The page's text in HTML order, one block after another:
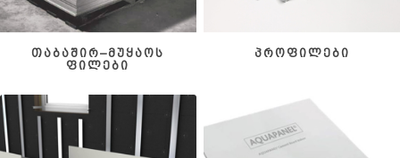
თაბაშირ–მუყაოს
ფილები
პროფილები